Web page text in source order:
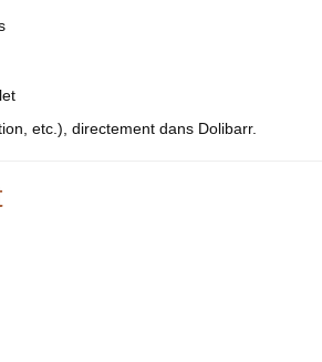
etc.), directement dans Dolibarr.